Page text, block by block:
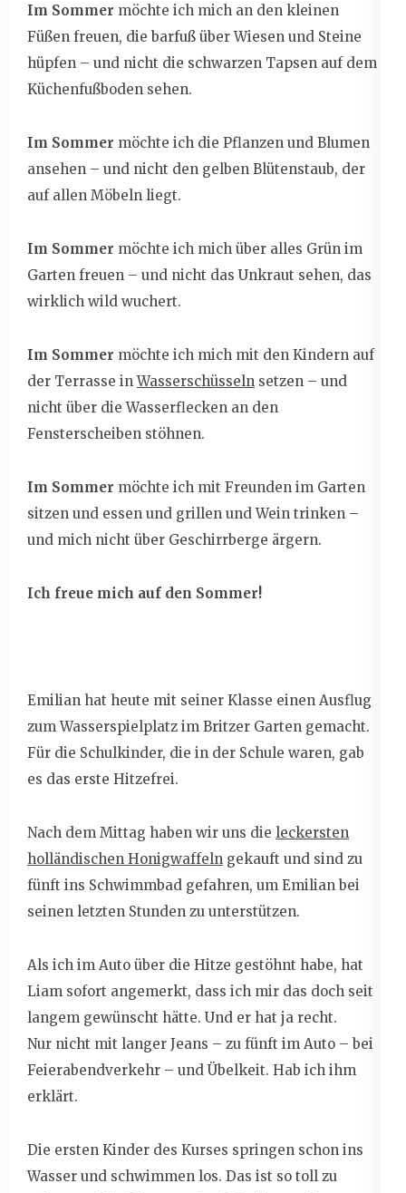
Im Sommer möchte ich mich an den kleinen
Füßen freuen, die barfuß über Wiesen und Steine
hüpfen – und nicht die schwarzen Tapsen auf dem
Küchenfußboden sehen.
Im Sommer möchte ich die Pflanzen und Blumen
ansehen – und nicht den gelben Blütenstaub, der
auf allen Möbeln liegt.
Im Sommer möchte ich mich über alles Grün im
Garten freuen – und nicht das Unkraut sehen, das
wirklich wild wuchert.
Im Sommer möchte ich mich mit den Kindern auf
der Terrasse inWasserschüsseln setzen – und
nicht über die Wasserflecken an den
Fensterscheiben stöhnen.
Im Sommer möchte ich mit Freunden im Garten
sitzen und essen und grillen und Wein trinken –
und mich nicht über Geschirrberge ärgern.
Ich freue mich auf den Sommer!
Emilian hat heute mit seiner Klasse einen Ausflug
zum Wasserspielplatz im Britzer Garten gemacht.
Für die Schulkinder, die in der Schule waren, gab
es das erste Hitzefrei.
Nach dem Mittag haben wir uns die leckersten
holländischen Honigwaffeln gekauft und sind zu
fünft ins Schwimmbad gefahren, um Emilian bei
seinen letzten Stunden zu unterstützen.
Als ich im Auto über die Hitze gestöhnt habe, hat
Liam sofort angemerkt, dass ich mir das doch seit
langem gewünscht hätte. Und er hat ja recht.
Nur nicht mit langer Jeans – zu fünft im Auto – bei
Feierabendverkehr – und Übelkeit. Hab ich ihm
erklärt.
Die ersten Kinder des Kurses springen schon ins
Wasser und schwimmen los. Das ist so toll zu